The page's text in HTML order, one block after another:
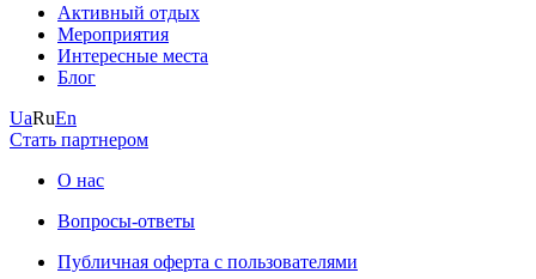
Активный отдых
Мероприятия
Интересные места
Блог
UaRuEn
Стать партнером
О нас
Вопросы-ответы
Публичная оферта с пользователями